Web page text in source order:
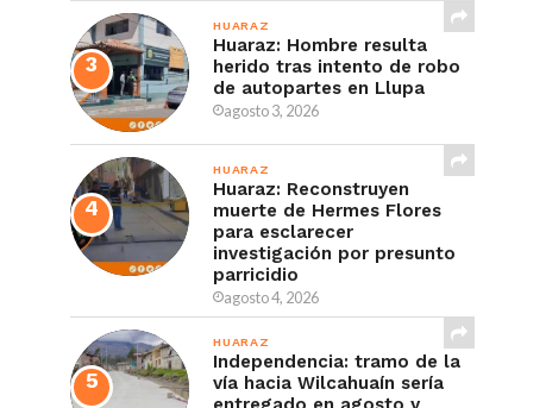
HUARAZ
Huaraz: Hombre resulta
herido tras intento de robo
de autopartes en Llupa
agosto 3, 2026
HUARAZ
Huaraz: Reconstruyen
muerte de Hermes Flores
para esclarecer
investigación por presunto
parricidio
agosto 4, 2026
HUARAZ
Independencia: tramo de la
vía hacia Wilcahuaín sería